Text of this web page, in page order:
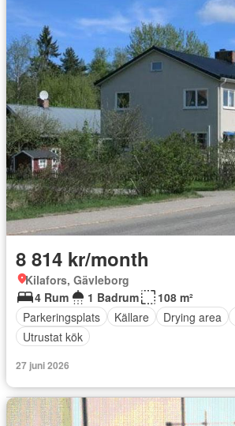
8 814 kr/month
Kilafors, Gävleborg
4 Rum
1 Badrum
108 m²
Parkeringsplats
Källare Drying area
Utrustat kök
27 juni 2026